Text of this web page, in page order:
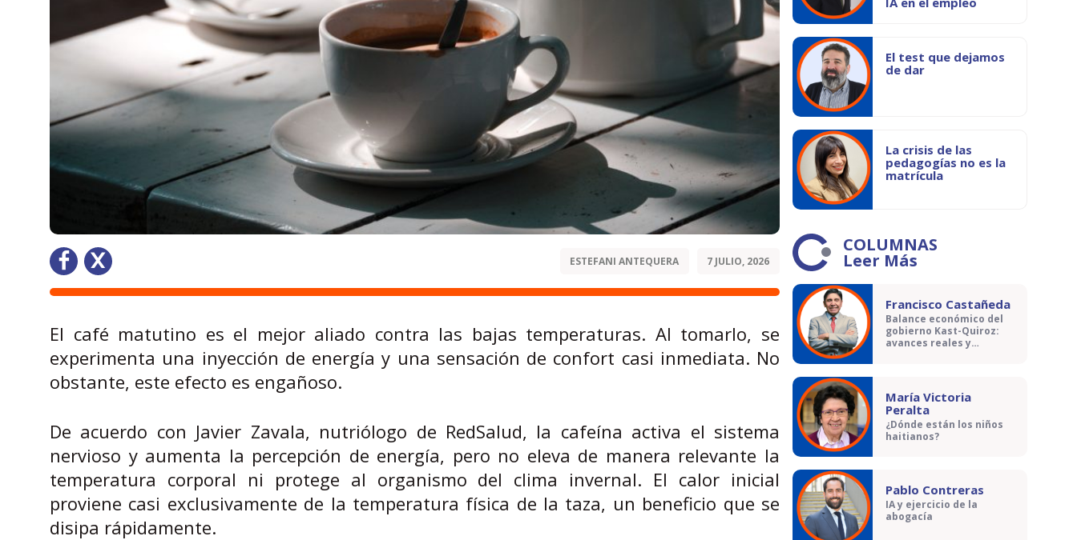
ESTEFANI ANTEQUERA 7 JULIO, 2026
El café matutino es el mejor aliado contra las bajas temperaturas. Al tomarlo, se
experimenta una inyección de energía y una sensación de confort casi inmediata. No
obstante, este efecto es engañoso.
De acuerdo con Javier Zavala, nutriólogo de RedSalud, la cafeína activa el sistema
nervioso y aumenta la percepción de energía, pero no eleva de manera relevante la
temperatura corporal ni protege al organismo del clima invernal. El calor inicial
proviene casi exclusivamente de la temperatura física de la taza, un beneficio que se
disipa rápidamente.
El test que dejamos
de dar
La crisis de las
pedagogías no es la
matrícula
COLUMNAS
Leer Más
Francisco Castañeda
Balance económico del
gobierno Kast-Quiroz:
avances reales y
María Victoria
Peralta
¿Dónde están los niños
haitianos?
Pablo Contreras
IA y ejercicio de la
abogacía